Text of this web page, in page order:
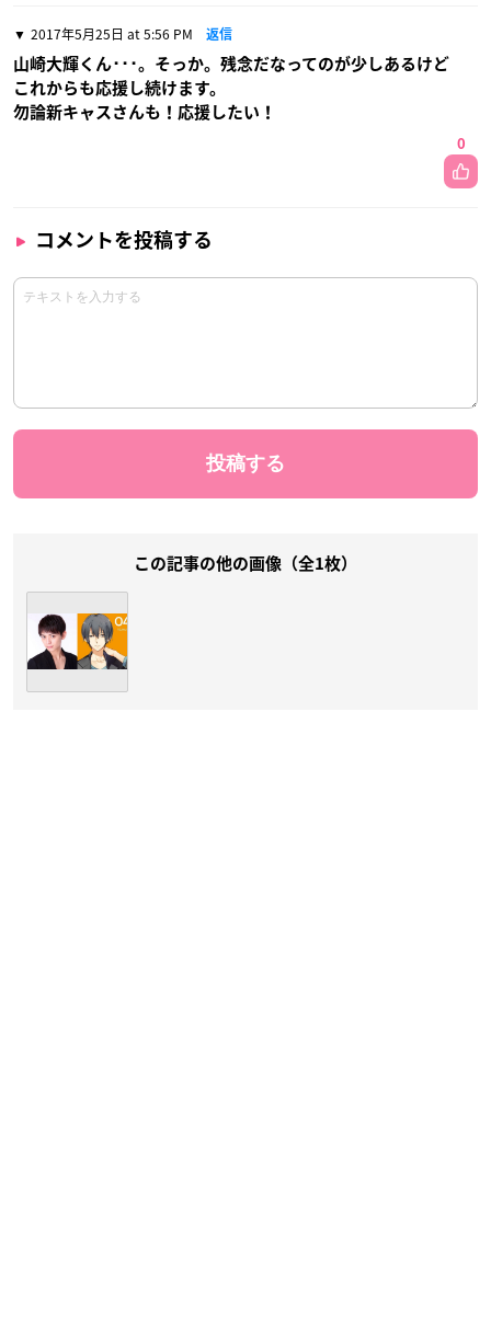
2017年5月25日 at 5:56 PM 返信
山崎大輝くん･･･。そっか。残念だなってのが少しあるけど
これからも応援し続けます。
勿論新キャスさんも！応援したい！
0
コメントを投稿する
この記事の他の画像（全1枚）